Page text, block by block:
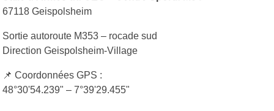
67118 Geispolsheim
Sortie autoroute M353 – rocade sud
Direction Geispolsheim-Village
📌 Coordonnées GPS :
48°30'54.239" – 7°39'29.455"